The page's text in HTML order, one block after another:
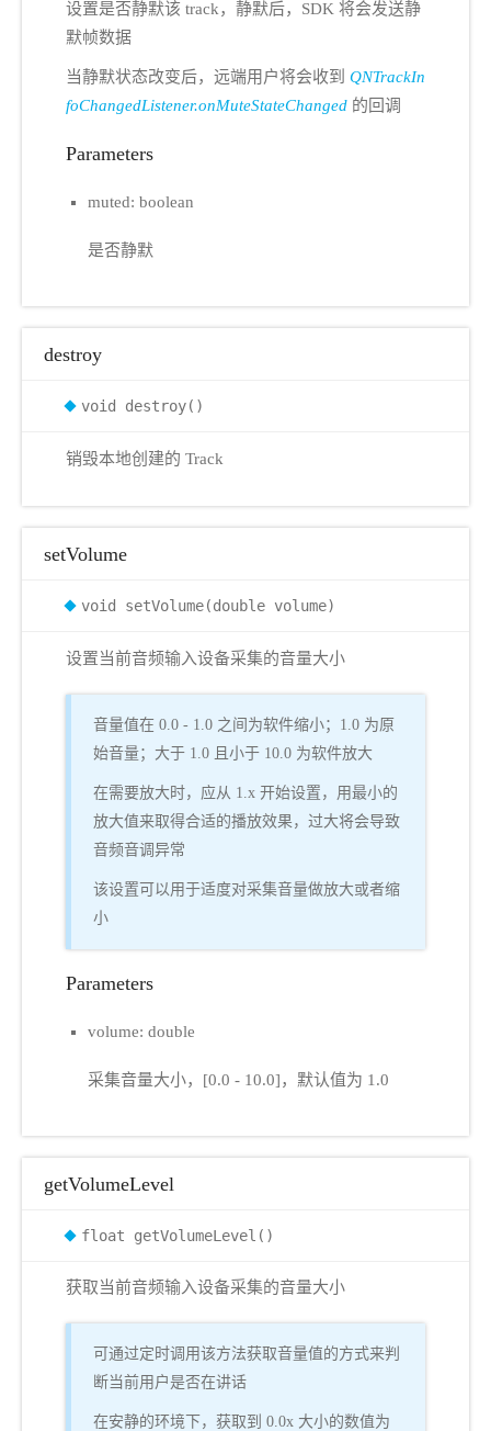
设置是否静默该 track，静默后，SDK 将会发送静
默帧数据
当静默状态改变后，远端用户将会收到 QNTrackIn
foChangedListener.onMuteStateChanged 的回调
Parameters
muted: boolean
是否静默
destroy
void destroy()
销毁本地创建的 Track
setVolume
void setVolume(double volume)
设置当前音频输入设备采集的音量大小
音量值在 0.0 - 1.0 之间为软件缩小；1.0 为原
始音量；大于 1.0 且小于 10.0 为软件放大
在需要放大时，应从 1.x 开始设置，用最小的
放大值来取得合适的播放效果，过大将会导致
音频音调异常
该设置可以用于适度对采集音量做放大或者缩
小
Parameters
volume: double
采集音量大小，[0.0 - 10.0]，默认值为 1.0
getVolumeLevel
float getVolumeLevel()
获取当前音频输入设备采集的音量大小
可通过定时调用该方法获取音量值的方式来判
断当前用户是否在讲话
在安静的环境下，获取到 0.0x 大小的数值为